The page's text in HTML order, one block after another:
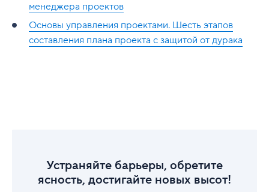
менеджера проектов
Основы управления проектами. Шесть этапов
составления плана проекта с защитой от дурака
Устраняйте барьеры, обретите
ясность, достигайте новых высот!